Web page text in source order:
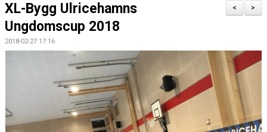
SPONSORER
ARRANGEMANG
FOTBOLLSHALLEN
>
<
XL-Bygg Ulricehamns
Ungdomscup 2018
2018-02-27 17:16